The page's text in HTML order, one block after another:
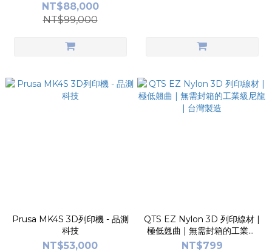
NT$88,000
NT$99,000
Prusa MK4S 3D列印機 - 品測
科技
NT$53,000
QTS EZ Nylon 3D 列印線材 |
極低翹曲 | 無需封箱的工業級
尼龍 | 台灣製造
NT$799